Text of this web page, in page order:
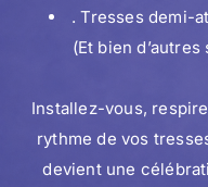
. Tresses demi-
(Et bien
Installez-vous,
rythme de vos
devient une